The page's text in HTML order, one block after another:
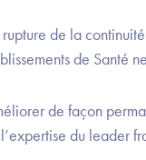
de la
de Santé
de façon
du